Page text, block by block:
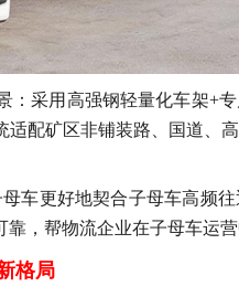
：采用高强钢轻量化车架+
配矿区非铺装路、国道、
车更好地契合子母车高频
，帮物流企业在子母车运
格局